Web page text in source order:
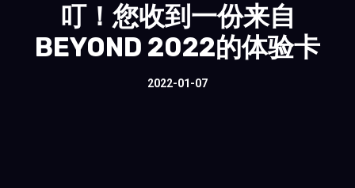
叮！您收到一份来自
BEYOND 2022的体验卡
2022-01-07